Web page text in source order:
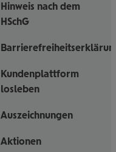
Hinweis nach dem
HSchG
Kundenplattform
losleben
Auszeichnungen
Aktionen